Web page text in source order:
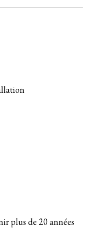
plus de 20 années